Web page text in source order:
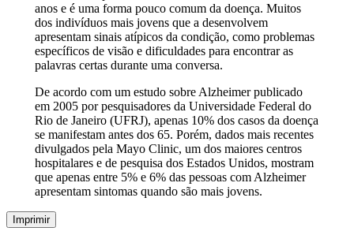
anos e é uma forma pouco comum da doença. Muitos
dos indivíduos mais jovens que a desenvolvem
apresentam sinais atípicos da condição, como problemas
específicos de visão e dificuldades para encontrar as
palavras certas durante uma conversa.
De acordo com um estudo sobre Alzheimer publicado
em 2005 por pesquisadores da Universidade Federal do
Rio de Janeiro (UFRJ), apenas 10% dos casos da doença
se manifestam antes dos 65. Porém, dados mais recentes
divulgados pela Mayo Clinic, um dos maiores centros
hospitalares e de pesquisa dos Estados Unidos, mostram
que apenas entre 5% e 6% das pessoas com Alzheimer
apresentam sintomas quando são mais jovens.
Imprimir